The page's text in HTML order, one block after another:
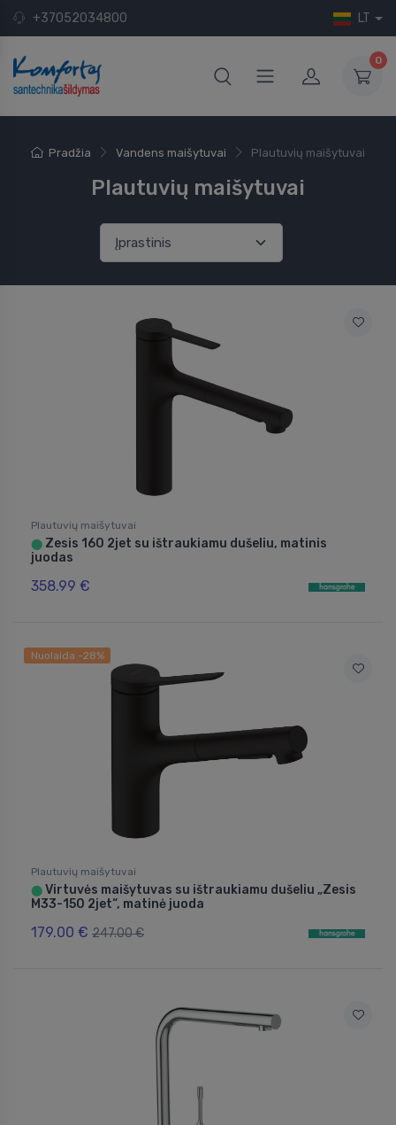
+37052034800 LT
0
Pradžia Vandens maišytuvai Plautuvių maišytuvai
Plautuvių maišytuvai
Plautuvių maišytuvai
⬤ Zesis 160 2jet su ištraukiamu dušeliu, matinis
juodas
358.99 €
Nuolaida -28%
Plautuvių maišytuvai
⬤ Virtuvės maišytuvas su ištraukiamu dušeliu „Zesis
M33-150 2jet“, matinė juoda
179.00 € 247.00 €